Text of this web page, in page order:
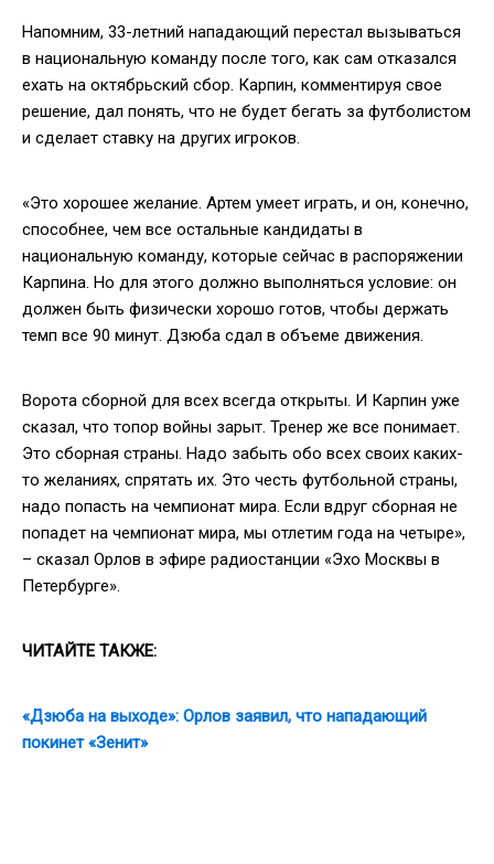
Напомним, 33-летний нападающий перестал вызываться
в национальную команду после того, как сам отказался
ехать на октябрьский сбор. Карпин, комментируя свое
решение, дал понять, что не будет бегать за футболистом
и сделает ставку на других игроков.
«Это хорошее желание. Артем умеет играть, и он, конечно,
способнее, чем все остальные кандидаты в
национальную команду, которые сейчас в распоряжении
Карпина. Но для этого должно выполняться условие: он
должен быть физически хорошо готов, чтобы держать
темп все 90 минут. Дзюба сдал в объеме движения.
Ворота сборной для всех всегда открыты. И Карпин уже
сказал, что топор войны зарыт. Тренер же все понимает.
Это сборная страны. Надо забыть обо всех своих каких-
то желаниях, спрятать их. Это честь футбольной страны,
надо попасть на чемпионат мира. Если вдруг сборная не
попадет на чемпионат мира, мы отлетим года на четыре»,
– сказал Орлов в эфире радиостанции «Эхо Москвы в
Петербурге».
ЧИТАЙТЕ ТАКЖЕ:
«Дзюба на выходе»: Орлов заявил, что нападающий
покинет «Зенит»